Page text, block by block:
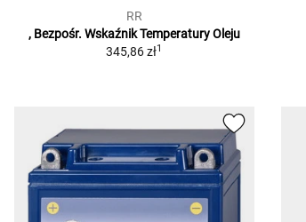
RR
, Bezpośr. Wskaźnik Temperatury Oleju
345,86 zł1